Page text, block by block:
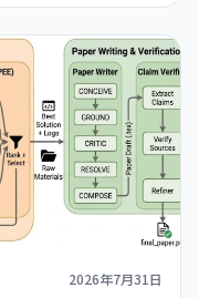
の新時代が到来。
2026年7月31日